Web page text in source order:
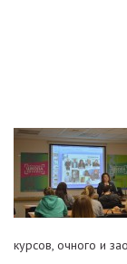
курсов, очного и